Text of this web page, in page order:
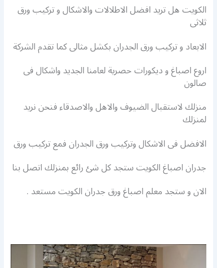
الكويت هل تريد افضل الاطلالات والاشكال و تركيب ورق
ثلاثى
الابعاد و تركيب ورق الجدران بكشل مثالى كما تقدم الشركة
اروع اصباغ و ديكورات حصرية لعامنا الجديد واشكال فى
صالون
منزلك لاستقبال الضيوف والاهل والاصدقاء فنحن نريد
لمنزلك
الافضل فى الاشكال وتركيب ورق الجدران فمع تركيب ورق
جدراناصباغ الكويت ستجد كل شئ رائع بمنزلك اتصل بنا
الان و ستجد معلم اصباغ ورق جدران الكويت مستعد.